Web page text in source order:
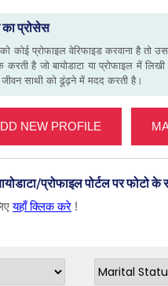
का प्रोसेस
कोई प्रोफाइल वेरिफाइड करवाना है तो
है जो बायोडाटा या प्रोफाइल में
साथी को ढूंढ़ने में मदद करती है।
NEW PROFILE
प्रोफाइल पोर्टल पर फोटो
यहाँ क्लिक करे !